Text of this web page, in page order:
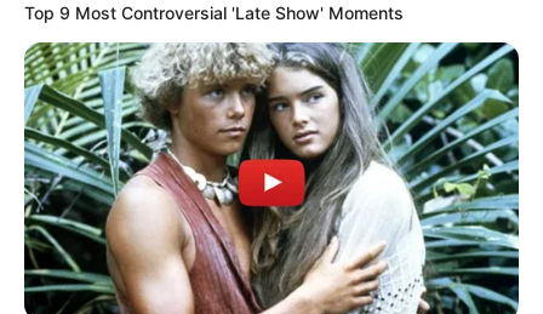
Top 9 Most Controversial 'Late Show' Moments